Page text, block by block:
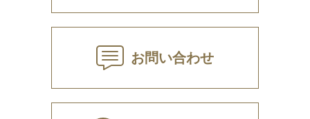
お問い合わせ